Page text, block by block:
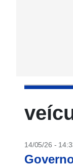
14/05/26 -